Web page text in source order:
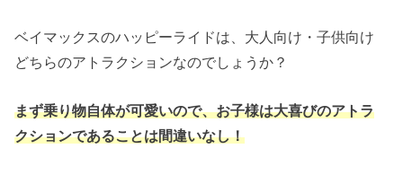
ベイマックスのハッピーライドは、大人向け・子供向け
どちらのアトラクションなのでしょうか？
まず乗り物自体が可愛いので、お子様は大喜びのアトラ
クションであることは間違いなし！